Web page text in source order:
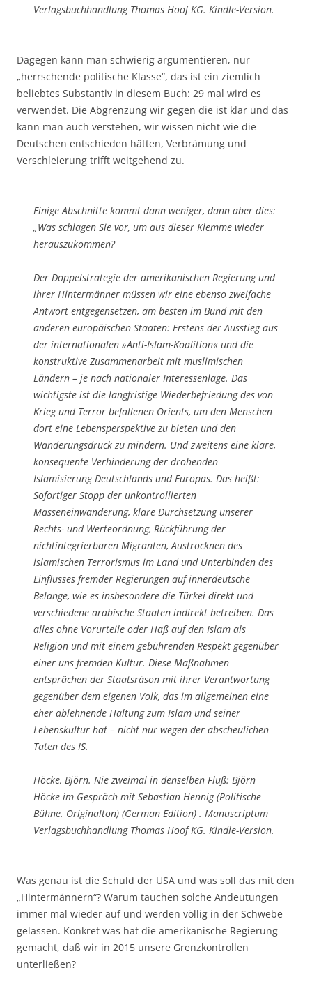
Verlagsbuchhandlung Thomas Hoof KG. Kindle-Version.
Dagegen kann man schwierig argumentieren, nur
„herrschende politische Klasse“, das ist ein ziemlich
beliebtes Substantiv in diesem Buch: 29 mal wird es
verwendet. Die Abgrenzung wir gegen die ist klar und das
kann man auch verstehen, wir wissen nicht wie die
Deutschen entschieden hätten, Verbrämung und
Verschleierung trifft weitgehend zu.
Einige Abschnitte kommt dann weniger, dann aber dies:
„Was schlagen Sie vor, um aus dieser Klemme wieder
herauszukommen?
Der Doppelstrategie der amerikanischen Regierung und
ihrer Hintermänner müssen wir eine ebenso zweifache
Antwort entgegensetzen, am besten im Bund mit den
anderen europäischen Staaten: Erstens der Ausstieg aus
der internationalen »Anti-Islam-Koalition« und die
konstruktive Zusammenarbeit mit muslimischen
Ländern – je nach nationaler Interessenlage. Das
wichtigste ist die langfristige Wiederbefriedung des von
Krieg und Terror befallenen Orients, um den Menschen
dort eine Lebensperspektive zu bieten und den
Wanderungsdruck zu mindern. Und zweitens eine klare,
konsequente Verhinderung der drohenden
Islamisierung Deutschlands und Europas. Das heißt:
Sofortiger Stopp der unkontrollierten
Masseneinwanderung, klare Durchsetzung unserer
Rechts- und Werteordnung, Rückführung der
nichtintegrierbaren Migranten, Austrocknen des
islamischen Terrorismus im Land und Unterbinden des
Einflusses fremder Regierungen auf innerdeutsche
Belange, wie es insbesondere die Türkei direkt und
verschiedene arabische Staaten indirekt betreiben. Das
alles ohne Vorurteile oder Haß auf den Islam als
Religion und mit einem gebührenden Respekt gegenüber
einer uns fremden Kultur. Diese Maßnahmen
entsprächen der Staatsräson mit ihrer Verantwortung
gegenüber dem eigenen Volk, das im allgemeinen eine
eher ablehnende Haltung zum Islam und seiner
Lebenskultur hat – nicht nur wegen der abscheulichen
Taten des IS.
Höcke, Björn. Nie zweimal in denselben Fluß: Björn
Höcke im Gespräch mit Sebastian Hennig (Politische
Bühne. Originalton) (German Edition) . Manuscriptum
Verlagsbuchhandlung Thomas Hoof KG. Kindle-Version.
Was genau ist die Schuld der USA und was soll das mit den
„Hintermännern“? Warum tauchen solche Andeutungen
immer mal wieder auf und werden völlig in der Schwebe
gelassen. Konkret was hat die amerikanische Regierung
gemacht, daß wir in 2015 unsere Grenzkontrollen
unterließen?